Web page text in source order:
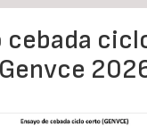
cebada